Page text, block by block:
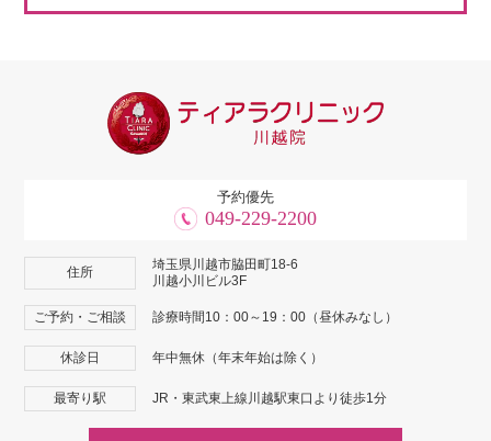
予約優先
049-229-2200
住所
埼玉県川越市脇田町18-6
川越小川ビル3F
ご予約・ご相談 診療時間10：00～19：00（昼休みなし）
休診日 年中無休（年末年始は除く）
最寄り駅 JR・東武東上線川越駅東口より徒歩1分